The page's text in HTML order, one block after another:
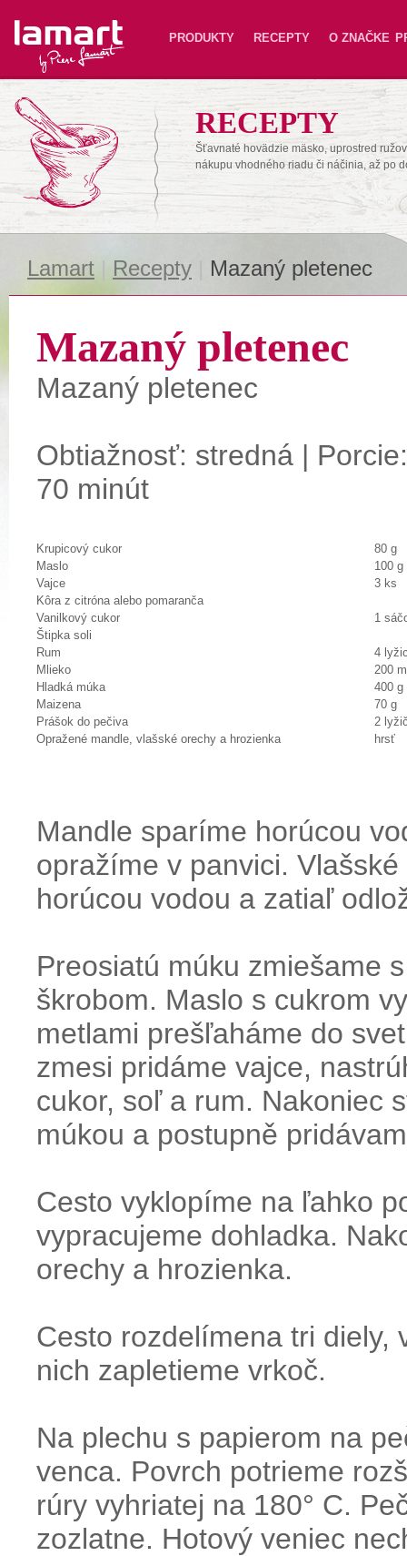
Lamart PRODUKTY RECEPTY O ZNAČKE
RECEPTY
Šťavnaté hovädzie mäsko, uprostred
nákupu vhodného riadu či náčinia, až po
Lamart Recepty Mazaný pletenec
Mazaný pletenec
Mazaný pletenec
Obtiažnosť: stredná |
70 minút
Krupicový cukor
80 g
Maslo
100 g
Vajce
3 ks
Kôra z citróna alebo pomaranča
Vanilkový cukor
1
Štipka soli
Rum
4
Mlieko
200
Hladká múka
400 g
Maizena
70 g
Prášok do pečiva
2
Opražené mandle, vlašské orechy a hrozienka
hrsť
Mandle sparíme horúcou
opražíme v panvici.
horúcou vodou a zatiaľ
Preosiatú múku zmiešame
škrobom. Maslo s cukrom
metlami prešľaháme do
zmesi pridáme vajce,
cukor, soľ a rum. Nakoniec
múkou a postupně
Cesto vyklopíme na ľahko
vypracujeme dohladka.
orechy a hrozienka.
Cesto rozdelímena tri diely,
nich zapletieme vrkoč.
Na plechu s papierom na
venca. Povrch potrieme
rúry vyhriatej na 180° C.
zozlatne. Hotový veniec